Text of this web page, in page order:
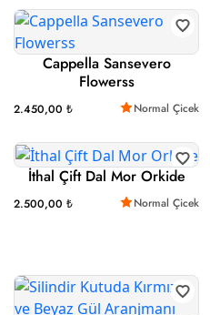
Cappella Sansevero
Flowerss
2.450,00 ₺ Normal Çicek
İthal Çift Dal Mor Orkide
2.500,00 ₺ Normal Çicek